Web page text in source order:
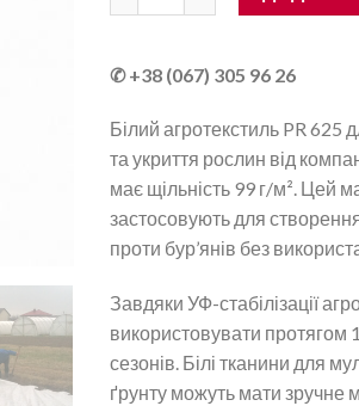
✆ +38 (067) 305 96 26
Білий агротекстиль PR 625
та укриття рослин від
має щільність 99 г/м². Цей
застосовують для
проти бур’янів без
Завдяки УФ-стабілізації
використовувати протягом
сезонів. Білі тканини для
ґрунту можуть мати зручне